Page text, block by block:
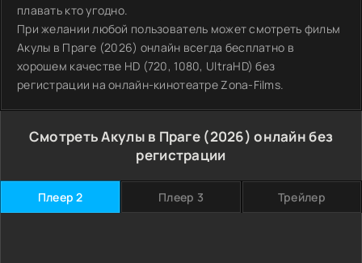
плавать кто угодно.
При желании любой пользователь может смотреть фильм
Акулы в Праге (2026) онлайн всегда бесплатно в
хорошем качестве HD (720, 1080, UltraHD) без
регистрации на онлайн-кинотеатре Zona-Films.
Смотреть Акулы в Праге (2026) онлайн без
регистрации
Плеер 2 Плеер 3 Трейлер